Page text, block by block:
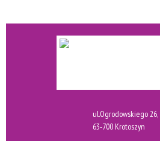
ul.Ogrodowskiego 26,
63-700 Krotoszyn